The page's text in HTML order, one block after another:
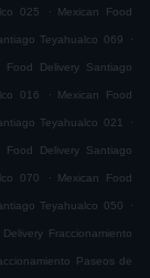
025 . Mexican Food
Teyahualco 069 .
Food Delivery Santiago
016 . Mexican Food
Teyahualco 021 .
Food Delivery Santiago
070 . Mexican Food
Teyahualco 050 .
Fraccionamiento
Paseos de